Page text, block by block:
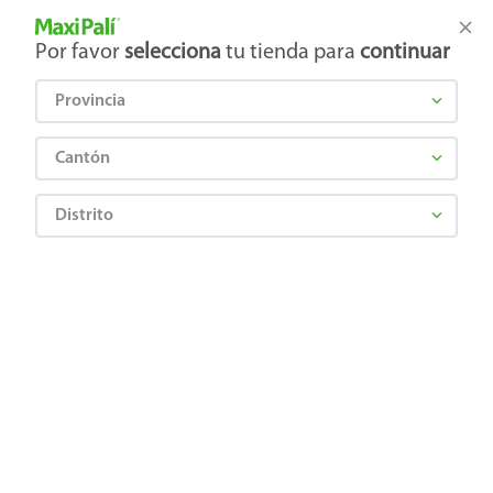
Tienda Maxi Palí
Por favor selecciona tu tienda para continuar
Provincia
Cantón
Distrito